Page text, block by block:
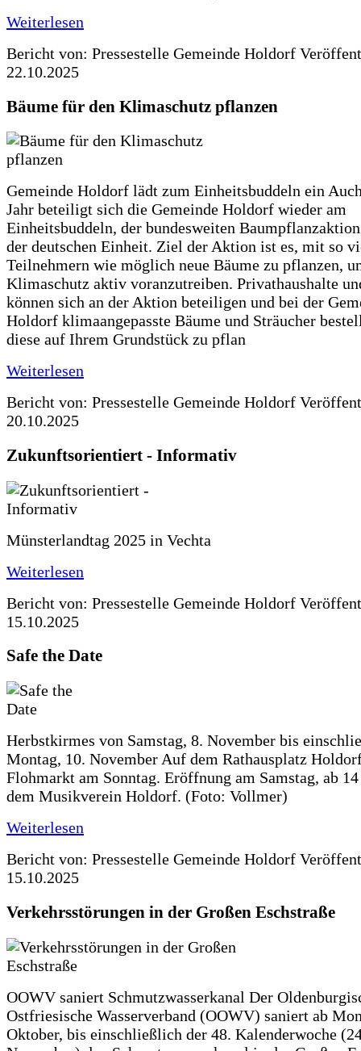
Weiterlesen
Bericht von: Pressestelle Gemeinde Holdorf
22.10.2025
Bäume für den Klimaschutz pflanzen
Gemeinde Holdorf lädt zum Einheitsbuddeln ein
Jahr beteiligt sich die Gemeinde Holdorf wieder am
Einheitsbuddeln, der bundesweiten
der deutschen Einheit. Ziel der Aktion ist es, mit so
Teilnehmern wie möglich neue Bäume zu pflanzen,
Klimaschutz aktiv voranzutreiben. Privathaushalte
können sich an der Aktion beteiligen und bei der
Holdorf klimaangepasste Bäume und Sträucher
diese auf Ihrem Grundstück zu pflan
Weiterlesen
Bericht von: Pressestelle Gemeinde Holdorf
20.10.2025
Zukunftsorientiert - Informativ
Münsterlandtag 2025 in Vechta
Weiterlesen
Bericht von: Pressestelle Gemeinde Holdorf
15.10.2025
Safe the Date
Herbstkirmes von Samstag, 8. November bis
Montag, 10. November Auf dem Rathausplatz
Flohmarkt am Sonntag. Eröffnung am Samstag, ab
dem Musikverein Holdorf. (Foto: Vollmer)
Weiterlesen
Bericht von: Pressestelle Gemeinde Holdorf
15.10.2025
Verkehrsstörungen in der Großen Eschstraße
OOWV saniert Schmutzwasserkanal Der
Ostfriesische Wasserverband (OOWV) saniert ab
Oktober, bis einschließlich der 48. Kalenderwoche